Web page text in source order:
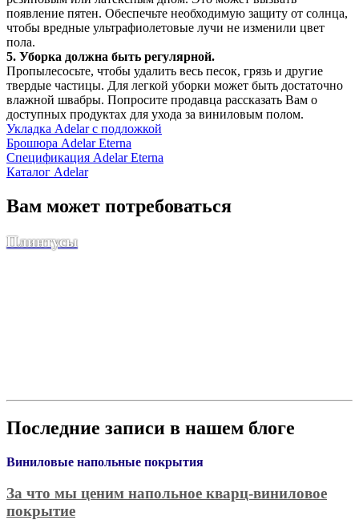
появление пятен. Обеспечьте необходимую защиту от солнца,
чтобы вредные ультрафиолетовые лучи не изменили цвет
пола.
5. Уборка должна быть регулярной.
Пропылесосьте, чтобы удалить весь песок, грязь и другие
твердые частицы. Для легкой уборки может быть достаточно
влажной швабры. Попросите продавца рассказать Вам о
доступных продуктах для ухода за виниловым полом.
Укладка Adelar с подложкой
Брошюра Adelar Eterna
Спецификация Adelar Eterna
Каталог Adelar
Вам может потребоваться
Плинтусы
Последние записи в нашем блоге
Виниловые напольные покрытия
За что мы ценим напольное кварц-виниловое
покрытие